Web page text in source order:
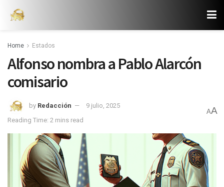
Home Estados
Alfonso nombra a Pablo Alarcón
comisario
by Redacción
9 julio, 2025
Reading Time: 2 mins read
AA